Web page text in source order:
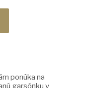
ponúka na
garsónku v